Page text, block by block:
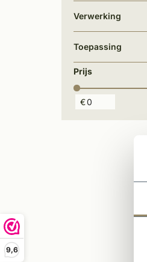
9,6
Verwerking
Toepassing
Prijs
€